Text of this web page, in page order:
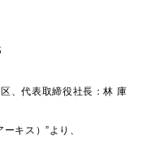
、代表取締役社長：林 庫
キス）”より、